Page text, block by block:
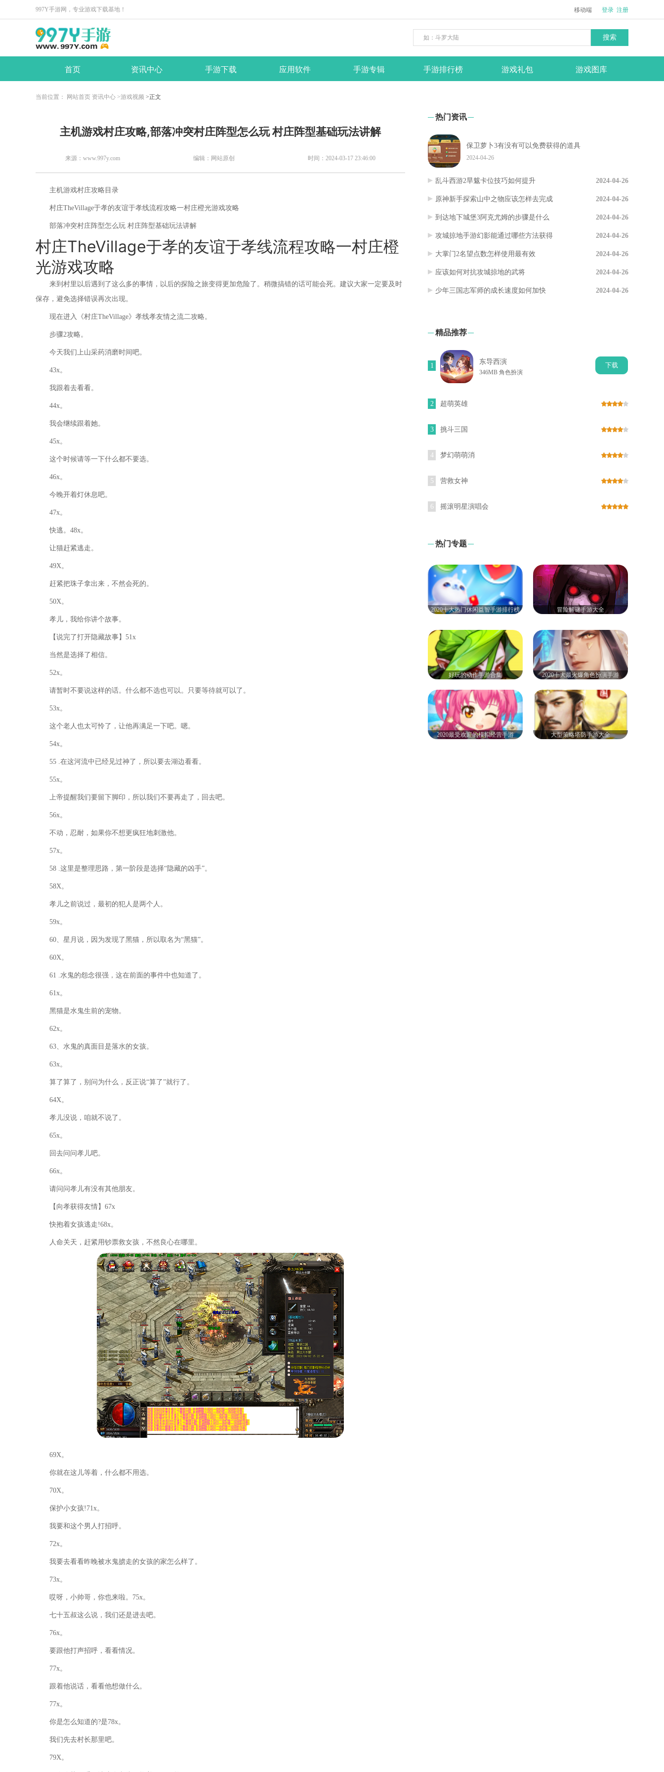
997Y手游网，专业游戏下载基地！ 移动端 登录 注册
搜索
首页 资讯中心 手游下载 应用软件 手游专辑 手游排行榜 游戏礼包 游戏图库
当前位置： 网站首页 资讯中心 >游戏视频 >正文
​主机游戏村庄攻略,部落冲突村庄阵型怎么玩 村庄阵型基础玩法讲解
来源：www.997y.com 编辑：网站原创 时间：2024-03-17 23:46:00
主机游戏村庄攻略目录
村庄TheVillage于孝的友谊于孝线流程攻略一村庄橙光游戏攻略
部落冲突村庄阵型怎么玩 村庄阵型基础玩法讲解
村庄TheVillage于孝的友谊于孝线流程攻略一村庄橙
光游戏攻略
来到村里以后遇到了这么多的事情，以后的探险之旅变得更加危险了。稍微搞错的话可能会死。建议大家一定要及时
保存，避免选择错误再次出现。
现在进入《村庄TheVillage》孝线孝友情之流二攻略。
步骤2攻略。
今天我们上山采药消磨时间吧。
43x。
我跟着去看看。
44x。
我会继续跟着她。
45x。
这个时候请等一下什么都不要选。
46x。
今晚开着灯休息吧。
47x。
快逃。48x。
让猫赶紧逃走。
49X。
赶紧把珠子拿出来，不然会死的。
50X。
孝儿，我给你讲个故事。
【说完了打开隐藏故事】51x
当然是选择了相信。
52x。
请暂时不要说这样的话。什么都不选也可以。只要等待就可以了。
53x。
这个老人也太可怜了，让他再满足一下吧。嗯。
54x。
55 .在这河流中已经见过神了，所以要去湖边看看。
55x。
上帝提醒我们要留下脚印，所以我们不要再走了，回去吧。
56x。
不动，忍耐，如果你不想更疯狂地刺激他。
57x。
58 .这里是整理思路，第一阶段是选择“隐藏的凶手”。
58X。
孝儿之前说过，最初的犯人是两个人。
59x。
60、星月说，因为发现了黑猫，所以取名为“黑猫”。
60X。
61 .水鬼的怨念很强，这在前面的事件中也知道了。
61x。
黑猫是水鬼生前的宠物。
62x。
63、水鬼的真面目是落水的女孩。
63x。
算了算了，别问为什么，反正说“算了”就行了。
64X。
孝儿没说，咱就不说了。
65x。
回去问问孝儿吧。
66x。
请问问孝儿有没有其他朋友。
【向孝获得友情】67x
快抱着女孩逃走!68x。
人命关天，赶紧用钞票救女孩，不然良心在哪里。
69X。
你就在这儿等着，什么都不用选。
70X。
保护小女孩!71x。
我要和这个男人打招呼。
72x。
我要去看看昨晚被水鬼掳走的女孩的家怎么样了。
73x。
哎呀，小帅哥，你也来啦。75x。
七十五叔这么说，我们还是进去吧。
76x。
要跟他打声招呼，看看情况。
77x。
跟着他说话，看看他想做什么。
77x。
你是怎么知道的?是78x。
我们先去村长那里吧。
79X。
热门资讯
保卫萝卜3有没有可以免费获得的道具
2024-04-26
乱斗西游2旱魃卡位技巧如何提升 2024-04-26
原神新手探索山中之物应该怎样去完成 2024-04-26
到达地下城堡3阿克尤姆的步骤是什么 2024-04-26
攻城掠地手游幻影能通过哪些方法获得 2024-04-26
大掌门2名望点数怎样使用最有效 2024-04-26
应该如何对抗攻城掠地的武将 2024-04-26
少年三国志军师的成长速度如何加快 2024-04-26
精品推荐
1
东导西演
346MB 角色扮演
下载
2 超萌英雄
3 挑斗三国
4 梦幻萌萌消
5 营救女神
6 摇滚明星演唱会
热门专题
2020十大热门休闲益智手游排行榜 冒险解谜手游大全
好玩的动作手游合集 2020十大最火爆角色扮演手游
2020最受欢迎的模拟经营手游 大型策略塔防手游大全